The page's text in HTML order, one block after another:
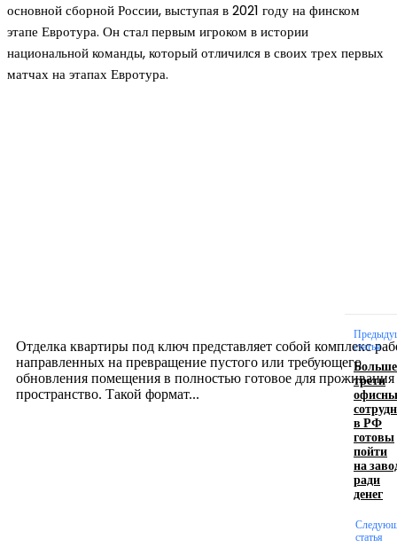
основной сборной России, выступая в 2021 году на финском
этапе Евротура. Он стал первым игроком в истории
национальной команды, который отличился в своих трех первых
матчах на этапах Евротура.
Отделка квартиры под ключ представляет собой комплекс
направленных на превращение пустого или требующего
обновления помещения в полностью готовое для проживания
пространство. Такой формат...
логотипом: эффективный инструмент бренда
статья
Больше
трети
в РФ
готовы
пойти
на
ради
денег
статья